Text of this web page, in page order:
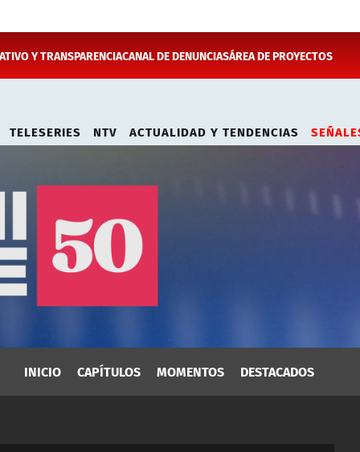
Y TRANSPARENCIACANAL DE DENUNCIASÁREA DE PROYECTOS
TELESERIES NTV ACTUALIDAD Y TENDENCIAS
INICIO CAPÍTULOS MOMENTOS DESTACADOS